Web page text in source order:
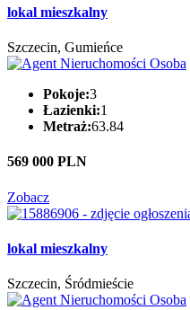
lokal mieszkalny
Szczecin, Gumieńce
Pokoje:3
Łazienki:1
Metraż:63.84
569 000 PLN
Zobacz
lokal mieszkalny
Szczecin, Śródmieście